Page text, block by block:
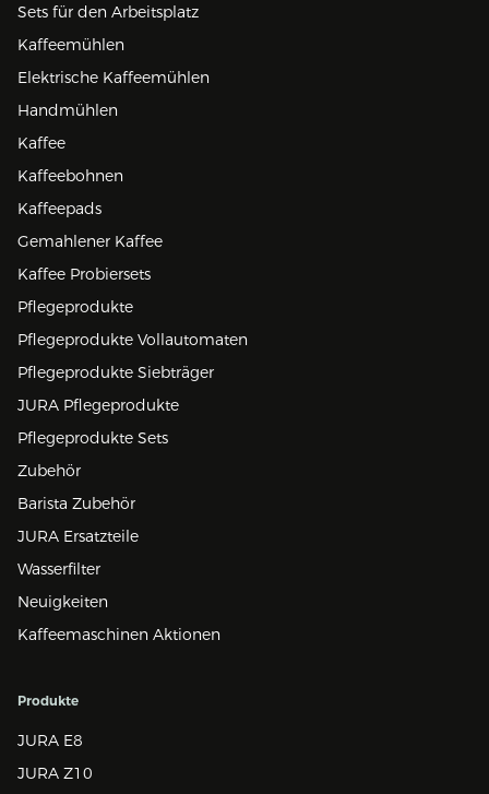
Sets für den Arbeitsplatz
Kaffeemühlen
Elektrische Kaffeemühlen
Handmühlen
Kaffee
Kaffeebohnen
Kaffeepads
Gemahlener Kaffee
Kaffee Probiersets
Pflegeprodukte
Pflegeprodukte Vollautomaten
Pflegeprodukte Siebträger
JURA Pflegeprodukte
Pflegeprodukte Sets
Zubehör
Barista Zubehör
JURA Ersatzteile
Wasserfilter
Neuigkeiten
Kaffeemaschinen Aktionen
Produkte
JURA E8
JURA Z10